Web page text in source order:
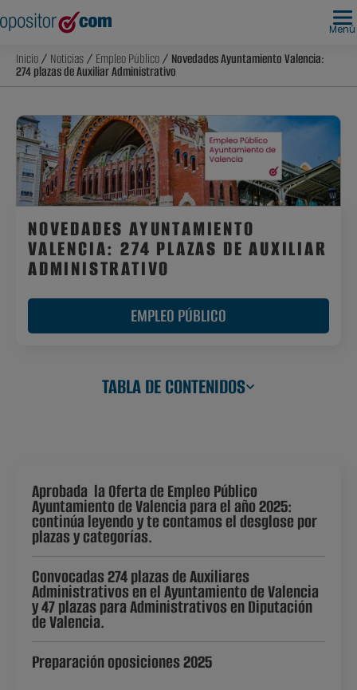
Menú
Inicio/ Noticias/ Empleo Público/ Novedades Ayuntamiento Valencia:
274 plazas de Auxiliar Administrativo
NOVEDADES AYUNTAMIENTO
VALENCIA: 274 PLAZAS DE AUXILIAR
ADMINISTRATIVO
EMPLEO PÚBLICO
TABLA DE CONTENIDOS
Aprobada la Oferta de Empleo Público
Ayuntamiento de Valencia para el año 2025:
continúa leyendo y te contamos el desglose por
plazas y categorías.
Convocadas 274 plazas de Auxiliares
Administrativos en el Ayuntamiento de Valencia
y 47 plazas para Administrativos en Diputación
de Valencia.
Preparación oposiciones 2025